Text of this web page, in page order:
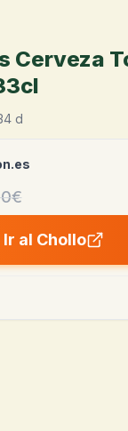
Cerveza
d
€
Ir al Chollo